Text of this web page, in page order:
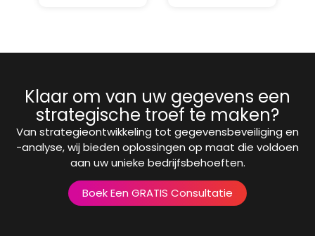
Klaar om van uw gegevens een
strategische troef te maken?
Van strategieontwikkeling tot gegevensbeveiliging en
-analyse, wij bieden oplossingen op maat die voldoen
aan uw unieke bedrijfsbehoeften.
Boek Een GRATIS Consultatie